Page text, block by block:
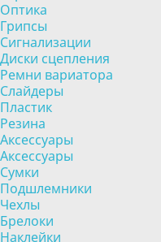
Оптика
Грипсы
Сигнализации
Диски сцепления
Ремни вариатора
Слайдеры
Пластик
Резина
Аксессуары
Аксессуары
Сумки
Подшлемники
Чехлы
Брелоки
Наклейки